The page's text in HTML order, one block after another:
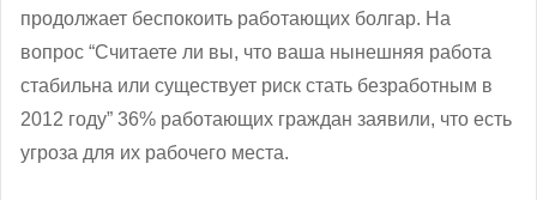
продолжает беспокоить работающих болгар. На
вопрос “Считаете ли вы, что ваша нынешняя работа
стабильна или существует риск стать безработным в
2012 году” 36% работающих граждан заявили, что есть
угроза для их рабочего места.